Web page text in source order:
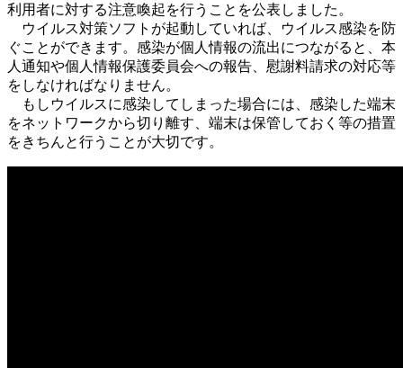
利用者に対する注意喚起を行うことを公表しました。
ウイルス対策ソフトが起動していれば、ウイルス感染を防
ぐことができます。感染が個人情報の流出につながると、本
人通知や個人情報保護委員会への報告、慰謝料請求の対応等
をしなければなりません。
もしウイルスに感染してしまった場合には、感染した端末
をネットワークから切り離す、端末は保管しておく等の措置
をきちんと行うことが大切です。